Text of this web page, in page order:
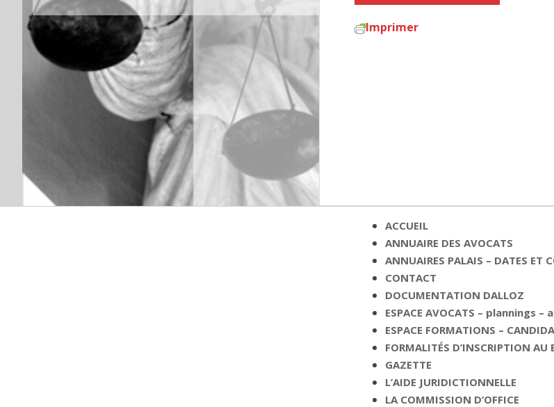
Imprimer
ACCUEIL
ANNUAIRE DES AVOCATS
ANNUAIRES PALAIS – DATES ET
CONTACT
DOCUMENTATION DALLOZ
ESPACE AVOCATS – plannings
ESPACE FORMATIONS –
FORMALITÉS D’INSCRIPTION AU
GAZETTE
L’AIDE JURIDICTIONNELLE
LA COMMISSION D’OFFICE